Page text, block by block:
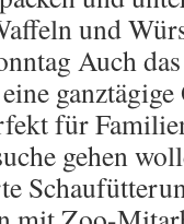
und
Auch
für
gehen